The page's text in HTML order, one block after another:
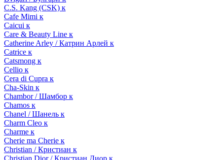
C.S. Kang (CSK) к
Cafe Mimi к
Caicui к
Care & Beauty Line к
Catherine Arley / Катрин Арлей к
Catrice к
Catsmong к
Cellio к
Cera di Cupra к
Cha-Skin к
Chambor / Шамбор к
Chamos к
Chanel / Шанель к
Charm Cleo к
Charme к
Cherie ma Cherie к
Christian / Кристиан к